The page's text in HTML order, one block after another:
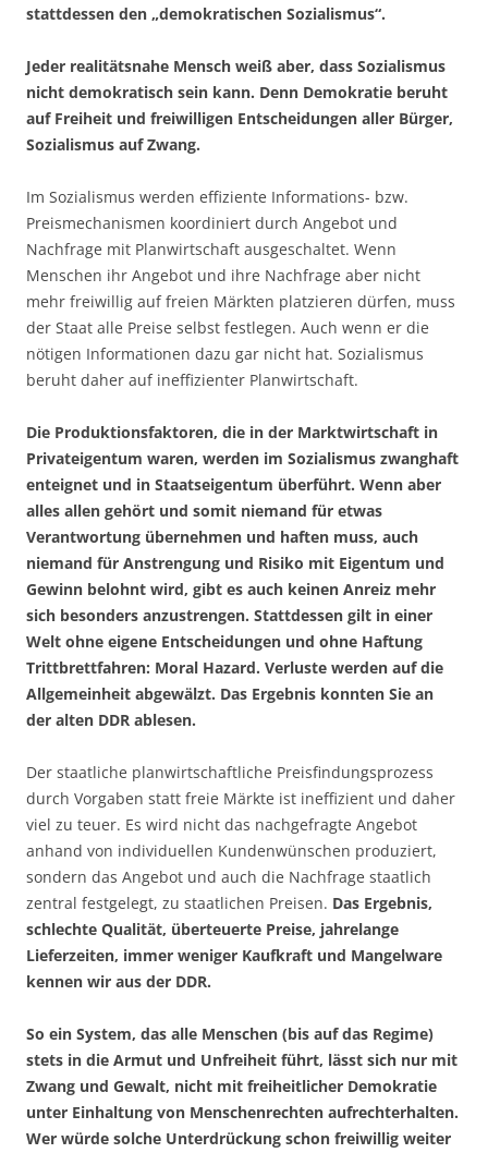
stattdessen den „demokratischen Sozialismus“.
Jeder realitätsnahe Mensch weiß aber, dass Sozialismus
nicht demokratisch sein kann. Denn Demokratie beruht
auf Freiheit und freiwilligen Entscheidungen aller Bürger,
Sozialismus auf Zwang.
Im Sozialismus werden effiziente Informations- bzw.
Preismechanismen koordiniert durch Angebot und
Nachfrage mit Planwirtschaft ausgeschaltet. Wenn
Menschen ihr Angebot und ihre Nachfrage aber nicht
mehr freiwillig auf freien Märkten platzieren dürfen, muss
der Staat alle Preise selbst festlegen. Auch wenn er die
nötigen Informationen dazu gar nicht hat. Sozialismus
beruht daher auf ineffizienter Planwirtschaft.
Die Produktionsfaktoren, die in der Marktwirtschaft in
Privateigentum waren, werden im Sozialismus zwanghaft
enteignet und in Staatseigentum überführt. Wenn aber
alles allen gehört und somit niemand für etwas
Verantwortung übernehmen und haften muss, auch
niemand für Anstrengung und Risiko mit Eigentum und
Gewinn belohnt wird, gibt es auch keinen Anreiz mehr
sich besonders anzustrengen. Stattdessen gilt in einer
Welt ohne eigene Entscheidungen und ohne Haftung
Trittbrettfahren: Moral Hazard. Verluste werden auf die
Allgemeinheit abgewälzt. Das Ergebnis konnten Sie an
der alten DDR ablesen.
Der staatliche planwirtschaftliche Preisfindungsprozess
durch Vorgaben statt freie Märkte ist ineffizient und daher
viel zu teuer. Es wird nicht das nachgefragte Angebot
anhand von individuellen Kundenwünschen produziert,
sondern das Angebot und auch die Nachfrage staatlich
zentral festgelegt, zu staatlichen Preisen. Das Ergebnis,
schlechte Qualität, überteuerte Preise, jahrelange
Lieferzeiten, immer weniger Kaufkraft und Mangelware
kennen wir aus der DDR.
So ein System, das alle Menschen (bis auf das Regime)
stets in die Armut und Unfreiheit führt, lässt sich nur mit
Zwang und Gewalt, nicht mit freiheitlicher Demokratie
unter Einhaltung von Menschenrechten aufrechterhalten.
Wer würde solche Unterdrückung schon freiwillig weiter